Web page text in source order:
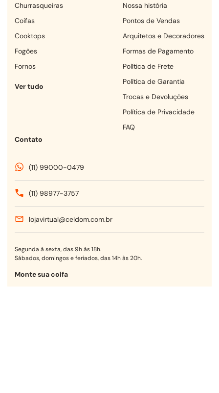
churrasqueiras
coifas
cooktops
fogões
fornos
Ver tudo
Nossa história
Pontos de Vendas
Arquitetos e Decoradores
Formas de Pagamento
Política de Frete
Política de Garantia
Trocas e Devoluções
Política de Privacidade
FAQ
Contato
(11) 99000-0479
(11) 98977-3757
lojavirtual@celdom.com.br
Segunda à sexta, das 9h às 18h.
Sábados, domingos e feriados, das 14h às 20h.
Monte sua coifa